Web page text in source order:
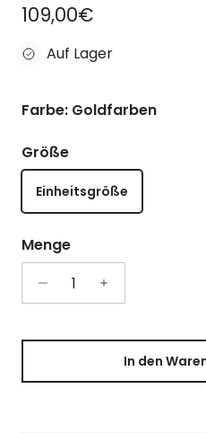
Regulärer Preis
109,00€
Auf Lager
Farbe: Goldfarben
Größe
Einheitsgröße
Menge
In den